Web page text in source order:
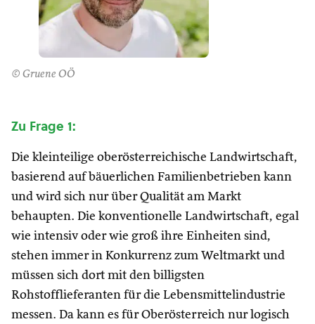
© Gruene OÖ
Zu Frage 1:
Die kleinteilige oberösterreichische Landwirtschaft,
basierend auf bäuerlichen Familienbetrieben kann
und wird sich nur über Qualität am Markt
behaupten. Die konventionelle Landwirtschaft, egal
wie intensiv oder wie groß ihre Einheiten sind,
stehen immer in Konkurrenz zum Weltmarkt und
müssen sich dort mit den billigsten
Rohstofflieferanten für die Lebensmittelindustrie
messen. Da kann es für Oberösterreich nur logisch